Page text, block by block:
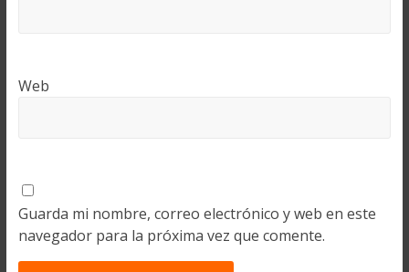
Web
Guarda mi nombre, correo electrónico y web en este
navegador para la próxima vez que comente.